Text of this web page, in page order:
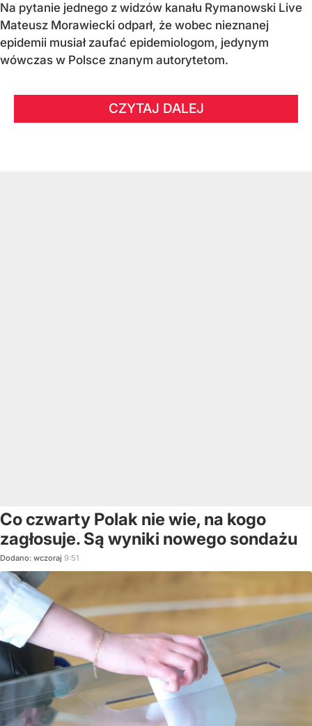
Na pytanie jednego z widzów kanału Rymanowski Live
Mateusz Morawiecki odparł, że wobec nieznanej
epidemii musiał zaufać epidemiologom, jedynym
wówczas w Polsce znanym autorytetom.
CZYTAJ DALEJ
Co czwarty Polak nie wie, na kogo
zagłosuje. Są wyniki nowego sondażu
Dodano: wczoraj 9:51